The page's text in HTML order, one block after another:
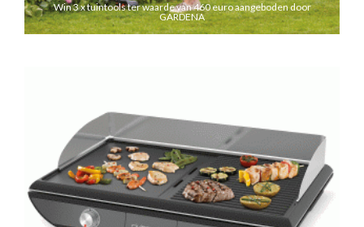
Win 3 x tuintools ter waarde van 460 euro aangeboden door
GARDENA